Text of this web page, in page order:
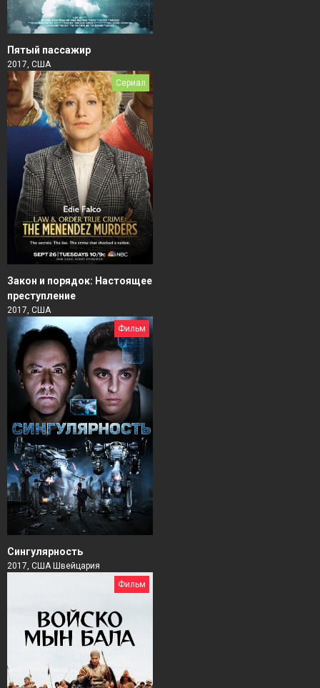
Пятый пассажир
2017, США
Сериал
Закон и порядок: Настоящее
преступление
2017, США
Фильм
Сингулярность
2017, США Швейцария
Фильм